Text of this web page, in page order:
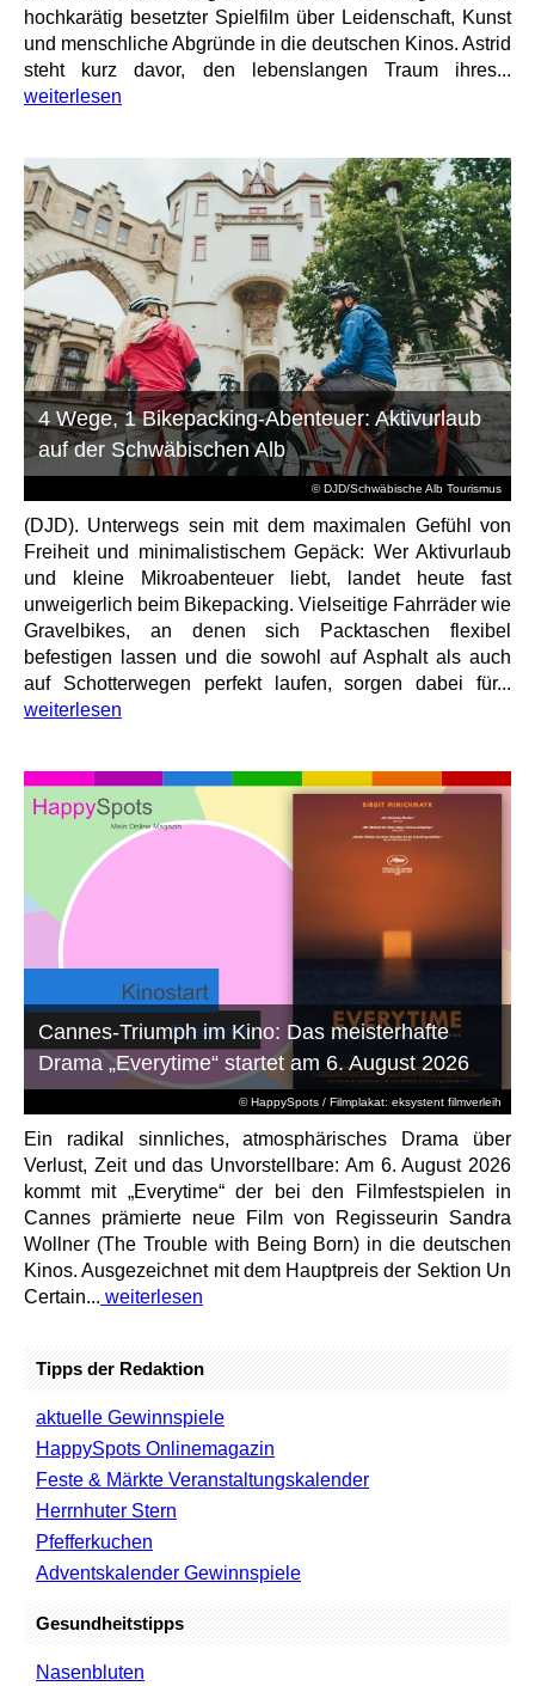
hochkarätig besetzter Spielfilm über Leidenschaft, Kunst
und menschliche Abgründe in die deutschen Kinos. Astrid
steht kurz davor, den lebenslangen Traum ihres...
weiterlesen
© DJD/Schwäbische Alb Tourismus
4 Wege, 1 Bikepacking-Abenteuer: Aktivurlaub
auf der Schwäbischen Alb
(DJD). Unterwegs sein mit dem maximalen Gefühl von
Freiheit und minimalistischem Gepäck: Wer Aktivurlaub
und kleine Mikroabenteuer liebt, landet heute fast
unweigerlich beim Bikepacking. Vielseitige Fahrräder wie
Gravelbikes, an denen sich Packtaschen flexibel
befestigen lassen und die sowohl auf Asphalt als auch
auf Schotterwegen perfekt laufen, sorgen dabei für...
weiterlesen
© HappySpots / Filmplakat: eksystent filmverleih
Cannes-Triumph im Kino: Das meisterhafte
Drama „Everytime“ startet am 6. August 2026
Ein radikal sinnliches, atmosphärisches Drama über
Verlust, Zeit und das Unvorstellbare: Am 6. August 2026
kommt mit „Everytime“ der bei den Filmfestspielen in
Cannes prämierte neue Film von Regisseurin Sandra
Wollner (The Trouble with Being Born) in die deutschen
Kinos. Ausgezeichnet mit dem Hauptpreis der Sektion Un
Certain... weiterlesen
Tipps der Redaktion
aktuelle Gewinnspiele
HappySpots Onlinemagazin
Feste & Märkte Veranstaltungskalender
Herrnhuter Stern
Pfefferkuchen
Adventskalender Gewinnspiele
Gesundheitstipps
Nasenbluten